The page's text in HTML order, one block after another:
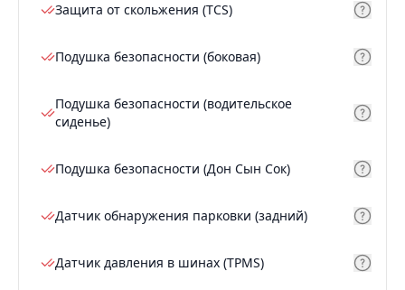
Защита от скольжения (TCS)
Подушка безопасности (боковая)
Подушка безопасности (водительское
сиденье)
Подушка безопасности (Дон Сын Сок)
Датчик обнаружения парковки (задний)
Датчик давления в шинах (TPMS)